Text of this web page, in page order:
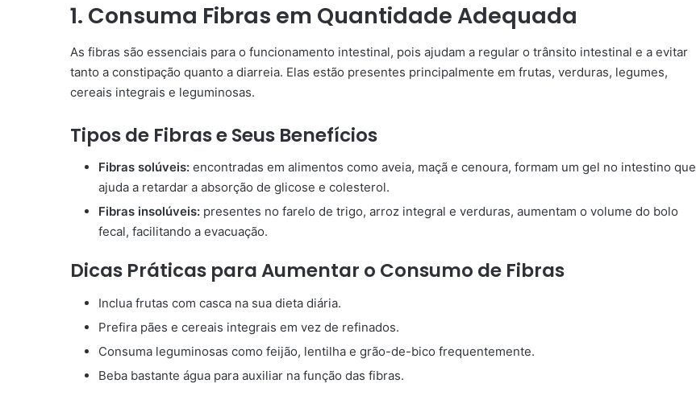
1. Consuma Fibras em Quantidade Adequada
As fibras são essenciais para o funcionamento intestinal, pois ajudam a regular o trânsito intestinal e a evitar
tanto a constipação quanto a diarreia. Elas estão presentes principalmente em frutas, verduras, legumes,
cereais integrais e leguminosas.
Tipos de Fibras e Seus Benefícios
Fibras solúveis: encontradas em alimentos como aveia, maçã e cenoura, formam um gel no intestino que
ajuda a retardar a absorção de glicose e colesterol.
Fibras insolúveis: presentes no farelo de trigo, arroz integral e verduras, aumentam o volume do bolo
fecal, facilitando a evacuação.
Dicas Práticas para Aumentar o Consumo de Fibras
Inclua frutas com casca na sua dieta diária.
Prefira pães e cereais integrais em vez de refinados.
Consuma leguminosas como feijão, lentilha e grão-de-bico frequentemente.
Beba bastante água para auxiliar na função das fibras.